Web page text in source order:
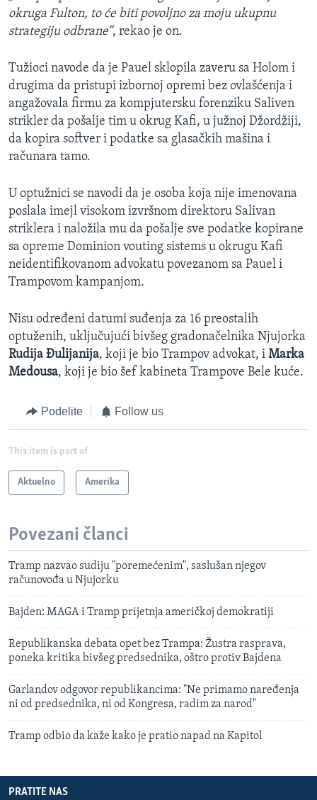
okruga Fulton, to će biti povoljno za moju ukupnu
strategiju odbrane“, rekao je on.
Tužioci navode da je Pauel sklopila zaveru sa Holom i
drugima da pristupi izbornoj opremi bez ovlašćenja i
angažovala firmu za kompjutersku forenziku Saliven
strikler da pošalje tim u okrug Kafi, u južnoj Džordžiji,
da kopira softver i podatke sa glasačkih mašina i
računara tamo.
U optužnici se navodi da je osoba koja nije imenovana
poslala imejl visokom izvršnom direktoru Salivan
striklera i naložila mu da pošalje sve podatke kopirane
sa opreme Dominion vouting sistems u okrugu Kafi
neidentifikovanom advokatu povezanom sa Pauel i
Trampovom kampanjom.
Nisu određeni datumi suđenja za 16 preostalih
optuženih, uključujući bivšeg gradonačelnika Njujorka
Rudija Đulijanija, koji je bio Trampov advokat, i Marka
Medousa, koji je bio šef kabineta Trampove Bele kuće.
Podelite Follow us
This item is part of
Aktuelno Amerika
Povezani članci
Tramp nazvao sudiju "poremećenim", saslušan njegov
računovođa u Njujorku
Bajden: MAGA i Tramp prijetnja američkoj demokratiji
Republikanska debata opet bez Trampa: Žustra rasprava,
poneka kritika bivšeg predsednika, oštro protiv Bajdena
Garlandov odgovor republikancima: "Ne primamo naređenja
ni od predsednika, ni od Kongresa, radim za narod"
Tramp odbio da kaže kako je pratio napad na Kapitol
PRATITE NAS